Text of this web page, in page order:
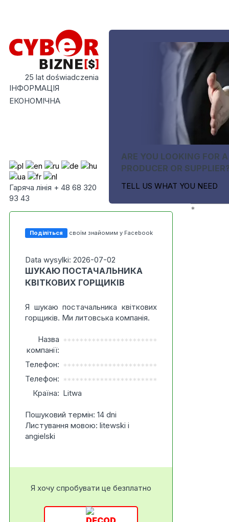
25 lat doświadczenia
ІНФОРМАЦІЯ
ЕКОНОМІЧНА
Гаряча лінія + 48 68 320
93 43
ARE YOU LOOKING FOR A
PRODUCER OR
TELL US WHAT YOU NEED
Поділіться своїм знайомим у Facebook
Data wysylki: 2026-07-02
ШУКАЮ ПОСТАЧАЛЬНИКА
КВІТКОВИХ ГОРЩИКІВ
Я шукаю постачальника квіткових
горщиків. Ми литовська компанія.
Назва
компанії:
***********************
Телефон: ***********************
Телефон: ***********************
Країна: Litwa
Пошуковий термін: 14 dni
Листування мовою: litewski i
angielski
Я хочу спробувати це безплатно
*